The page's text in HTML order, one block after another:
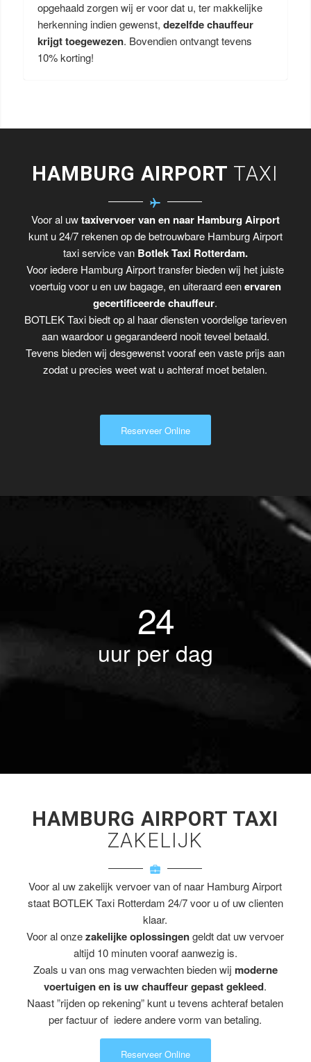
opgehaald zorgen wij er voor dat u, ter makkelijke
herkenning indien gewenst, dezelfde chauffeur
krijgt toegewezen. Bovendien ontvangt tevens
10% korting!
HAMBURG AIRPORT TAXI
Voor al uwtaxivervoer van en naar Hamburg Airport
kunt u 24/7 rekenen op de betrouwbare Hamburg Airport
taxi service van Botlek Taxi Rotterdam.
Voor iedere Hamburg Airport transfer bieden wij het juiste
voertuig voor u en uw bagage, en uiteraard eenervaren
gecertificeerde chauffeur.
BOTLEK Taxi biedt op al haar diensten voordelige tarieven
aan waardoor u gegarandeerd nooit teveel betaald.
Tevens bieden wij desgewenst vooraf een vaste prijs aan
zodat u precies weet wat u achteraf moet betalen.
Reserveer Online
24
uur per dag
HAMBURG AIRPORT TAXI
ZAKELIJK
Voor al uw zakelijk vervoer van of naar Hamburg Airport
staat BOTLEK Taxi Rotterdam 24/7 voor u of uw clienten
klaar.
Voor al onzezakelijke oplossingengeldt dat uw vervoer
altijd 10 minuten vooraf aanwezig is.
Zoals u van ons mag verwachten bieden wij moderne
voertuigen en is uw chauffeur gepast gekleed.
Naast ”rijden op rekening” kunt u tevens achteraf betalen
per factuur of iedere andere vorm van betaling.
Reserveer Online